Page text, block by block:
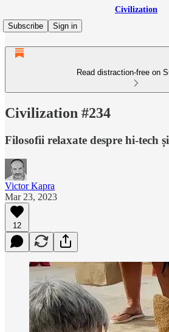
Civilization
Subscribe
Sign in
Read distraction-free on
Civilization #234
Filosofii relaxate despre hi-tech
Victor Kapra
Mar 23, 2023
12